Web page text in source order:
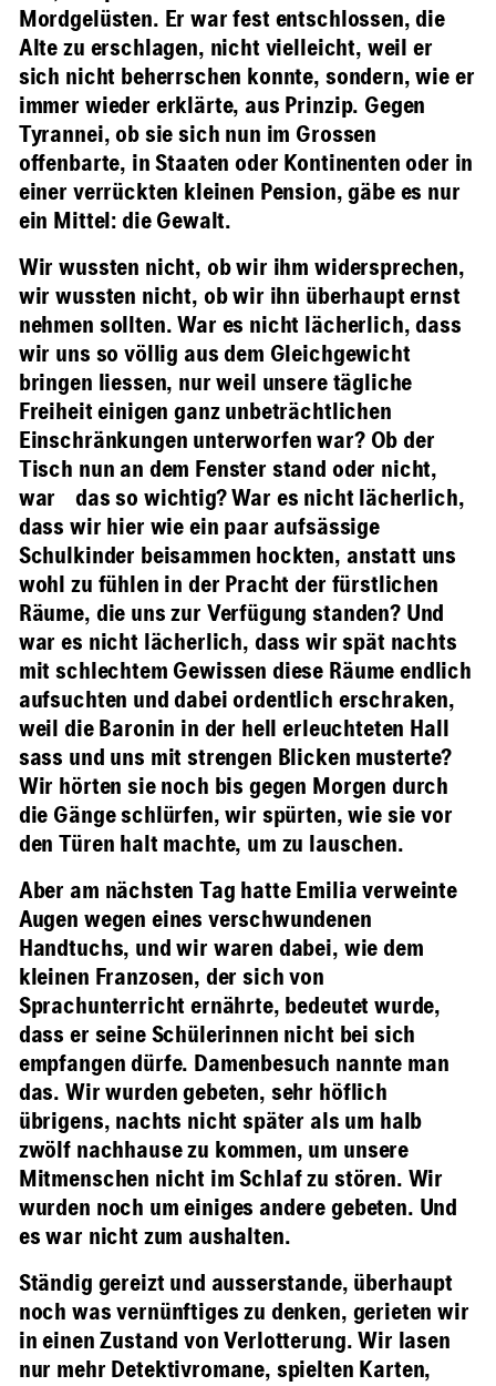
Mordgelüsten. Er war fest entschlossen, die
Alte zu erschlagen, nicht vielleicht, weil er
sich nicht beherrschen konnte, sondern, wie er
immer wieder erklärte, aus Prinzip. Gegen
Tyrannei, ob sie sich nun im Grossen
offenbarte, in Staaten oder Kontinenten oder in
einer verrückten kleinen Pension, gäbe es nur
ein Mittel: die Gewalt.
Wir wussten nicht, ob wir ihm widersprechen,
wir wussten nicht, ob wir ihn überhaupt ernst
nehmen sollten. War es nicht lächerlich, dass
wir uns so völlig aus dem Gleichgewicht
bringen liessen, nur weil unsere tägliche
Freiheit einigen ganz unbeträchtlichen
Einschränkungen unterworfen war? Ob der
Tisch nun an dem Fenster stand oder nicht,
war das so wichtig? War es nicht lächerlich,
dass wir hier wie ein paar aufsässige
Schulkinder beisammen hockten, anstatt uns
wohl zu fühlen in der Pracht der fürstlichen
Räume, die uns zur Verfügung standen? Und
war es nicht lächerlich, dass wir spät nachts
mit schlechtem Gewissen diese Räume endlich
aufsuchten und dabei ordentlich erschraken,
weil die Baronin in der hell erleuchteten Hall
sass und uns mit strengen Blicken musterte?
Wir hörten sie noch bis gegen Morgen durch
die Gänge schlürfen, wir spürten, wie sie vor
den Türen halt machte, um zu lauschen.
Aber am nächsten Tag hatte Emilia verweinte
Augen wegen eines verschwundenen
Handtuchs, und wir waren dabei, wie dem
kleinen Franzosen, der sich von
Sprachunterricht ernährte, bedeutet wurde,
dass er seine Schülerinnen nicht bei sich
empfangen dürfe. Damenbesuch nannte man
das. Wir wurden gebeten, sehr höflich
übrigens, nachts nicht später als um halb
zwölf nachhause zu kommen, um unsere
Mitmenschen nicht im Schlaf zu stören. Wir
wurden noch um einiges andere gebeten. Und
es war nicht zum aushalten.
Ständig gereizt und ausserstande, überhaupt
noch was vernünftiges zu denken, gerieten wir
in einen Zustand von Verlotterung. Wir lasen
nur mehr Detektivromane, spielten Karten,